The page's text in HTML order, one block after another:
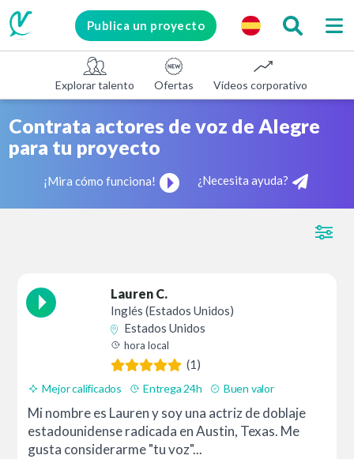
Publica un proyecto
Explorar talento Ofertas Vídeos corporativos
Contrata actores de voz de Alegre
para tu proyecto
¡Mira cómo funciona! ¿Necesita ayuda?
Lauren C.
Inglés (Estados Unidos)
Estados Unidos
hora local
(1)
Mejor calificados Entrega 24h Buen valor
Mi nombre es Lauren y soy una actriz de doblaje
estadounidense radicada en Austin, Texas. Me
gusta considerarme "tu voz"...